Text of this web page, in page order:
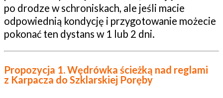
po drodze w schroniskach, ale jeśli macie
odpowiednią kondycję i przygotowanie możecie
pokonać ten dystans w 1 lub 2 dni.
Propozycja 1. Wędrówka ścieżką nad reglami
z Karpacza do Szklarskiej Poręby